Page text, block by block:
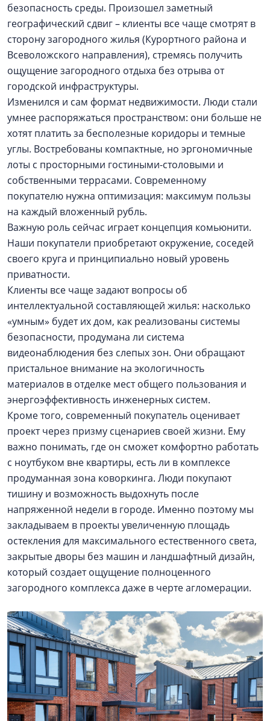
безопасность среды. Произошел заметный
географический сдвиг – клиенты все чаще смотрят в
сторону загородного жилья (Курортного района и
Всеволожского направления), стремясь получить
ощущение загородного отдыха без отрыва от
городской инфраструктуры.
Изменился и сам формат недвижимости. Люди стали
умнее распоряжаться пространством: они больше не
хотят платить за бесполезные коридоры и темные
углы. Востребованы компактные, но эргономичные
лоты с просторными гостиными-столовыми и
собственными террасами. Современному
покупателю нужна оптимизация: максимум пользы
на каждый вложенный рубль.
Важную роль сейчас играет концепция комьюнити.
Наши покупатели приобретают окружение, соседей
своего круга и принципиально новый уровень
приватности.
Клиенты все чаще задают вопросы об
интеллектуальной составляющей жилья: насколько
«умным» будет их дом, как реализованы системы
безопасности, продумана ли система
видеонаблюдения без слепых зон. Они обращают
пристальное внимание на экологичность
материалов в отделке мест общего пользования и
энергоэффективность инженерных систем.
Кроме того, современный покупатель оценивает
проект через призму сценариев своей жизни. Ему
важно понимать, где он сможет комфортно работать
с ноутбуком вне квартиры, есть ли в комплексе
продуманная зона коворкинга. Люди покупают
тишину и возможность выдохнуть после
напряженной недели в городе. Именно поэтому мы
закладываем в проекты увеличенную площадь
остекления для максимального естественного света,
закрытые дворы без машин и ландшафтный дизайн,
который создает ощущение полноценного
загородного комплекса даже в черте агломерации.